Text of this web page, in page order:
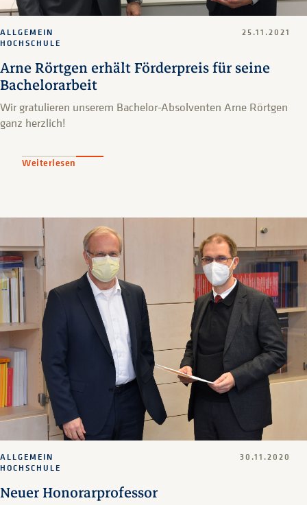
Arne Rörtgen erhält Förderpreis für seine
Bachelorarbeit
ALLGEMEIN
HOCHSCHULE
25.11.2021
Wir gratulieren unserem Bachelor-Absolventen Arne Rörtgen
ganz herzlich!
Weiterlesen
Neuer Honorarprofessor
ALLGEMEIN
HOCHSCHULE
30.11.2020